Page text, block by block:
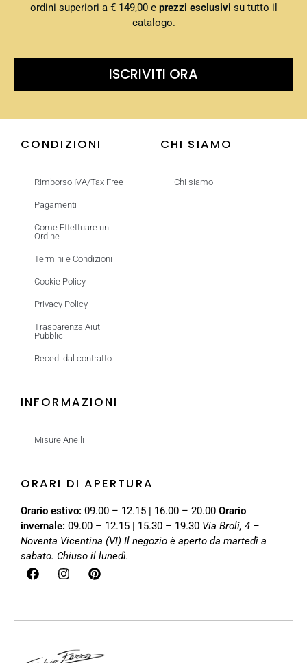
ordini superiori a € 149,00 e prezzi esclusivi su tutto il
catalogo.
ISCRIVITI ORA
CONDIZIONI
Rimborso IVA/Tax Free
Pagamenti
Come Effettuare un
Ordine
Termini e Condizioni
Cookie Policy
Privacy Policy
Trasparenza Aiuti
Pubblici
Recedi dal contratto
CHI SIAMO
Chi siamo
INFORMAZIONI
Misure Anelli
ORARI DI APERTURA
Orario estivo: 09.00 – 12.15 | 16.00 – 20.00 Orario
invernale: 09.00 – 12.15 | 15.30 – 19.30 Via Broli, 4 –
Noventa Vicentina (VI) Il negozio è aperto da martedì a
sabato. Chiuso il lunedì.